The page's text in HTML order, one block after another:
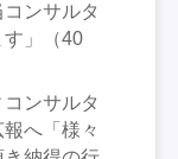
ンサルタ
す」（40
ンサルタ
へ「様々